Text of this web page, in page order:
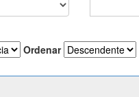
Ordenar